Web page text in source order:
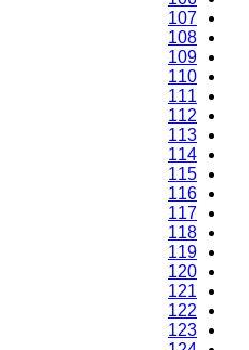
107
108
109
110
111
112
113
114
115
116
117
118
119
120
121
122
123